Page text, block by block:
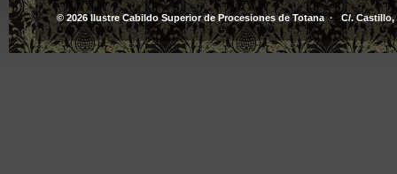
© 2026 Ilustre Cabildo Superior de Procesiones de Totana · C/. Castillo,